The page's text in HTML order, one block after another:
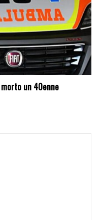
un 40enne